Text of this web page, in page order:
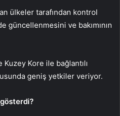
ülkeler tarafından kontrol
güncellenmesini ve bakımının
Kore ile bağlantılı
geniş yetkiler veriyor.